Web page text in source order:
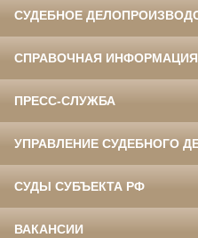
СУДЕБНОЕ
СПРАВОЧНАЯ ИНФОРМАЦИЯ
ПРЕСС-СЛУЖБА
УПРАВЛЕНИЕ СУДЕБНОГО
СУДЫ СУБЪЕКТА РФ
ВАКАНСИИ